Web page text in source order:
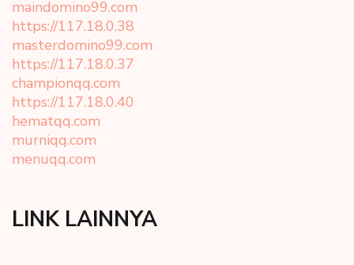
maindomino99.com
https://117.18.0.38
masterdomino99.com
https://117.18.0.37
championqq.com
https://117.18.0.40
hematqq.com
murniqq.com
menuqq.com
LINK LAINNYA